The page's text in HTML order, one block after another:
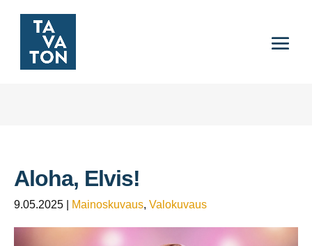
Aloha, Elvis!
9.05.2025 Mainoskuvaus, Valokuvaus